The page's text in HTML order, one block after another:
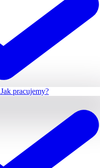
Jak pracujemy?